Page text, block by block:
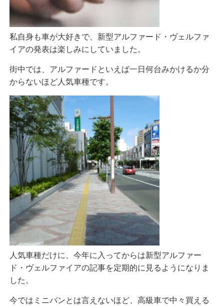
私自身も車が大好きで、新型アルファード・ヴェルファ
イアの発表は楽しみにしていました。
街中では、アルファードといえば一日何台みかけるか分
からないほど人気車種です。
人気車種だけに、今年に入ってからは新型アルファー
ド・ヴェルファイアの記事を定期的に見るようになりま
した。
今ではミニバンとは言えないほど、高級車で中々買える